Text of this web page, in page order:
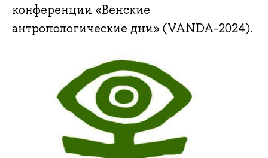
конференции «Венские
антропологические дни» (VANDA-2024).